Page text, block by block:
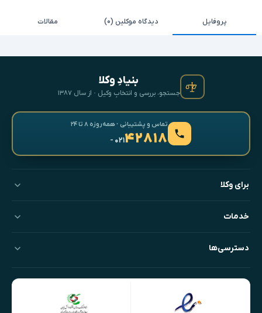
پروفایل دیدگاه موکلین (۰) مقالات
بنیادِ وکلا
جستجو، بررسی و انتخابِ وکیل · از سال ۱۳۸۷
تماس و پشتیبانی · همه‌روزه ۸ تا ۲۴
۴۲۸۱۸- ۰۲۱
برای وکلا
خدمات
دسترسی‌ها